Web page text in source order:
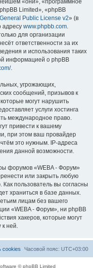
«они», «программное
Limited», «phpBB
Public License v2» (в
адресу www.phpbb.com.
для организации
ответственности за их
и использования таких
информацией о phpBB
.
угрожающих,
сообщений, призывов к
могут нарушить
услуги хостинга
международное право.
привести к вашему
при этом ваш провайдер
это нужным. IP-адреса
данной возможности.
форумов «WEBA - Форум»
или закрыть любую
пользователь вы согласны
храниться в базе данных.
лицам без вашего
«WEBA - Форум», ни phpBB
хакеров, которые могут
к ней.
Часовой пояс: UTC+03:00
cookies
© phpBB Limited